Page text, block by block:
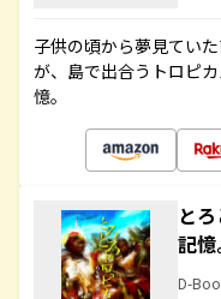
子供の頃から夢見てい
が、島で出合うトロピ
憶。
と
記
D-